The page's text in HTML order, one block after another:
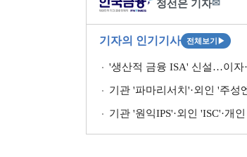
정선은 기자✉
기자의 인기기사 전체보기 ▶
'생산적 금융 ISA' 신설…이자
기관 '파마리서치'·외인 '주성
기관 '원익IPS'·외인 'ISC'·개